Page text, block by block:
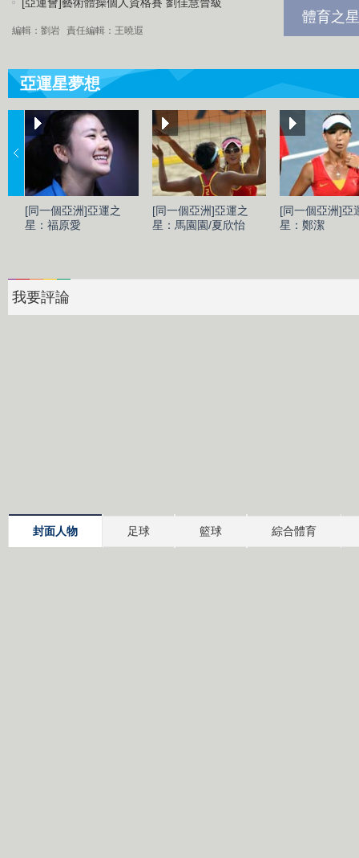
編輯：劉岩 責任編輯：王曉遐
體育之
亞運星夢想
[同一個亞洲]亞運之
星：福原愛
[同一個亞洲]亞運之
星：馬園園/夏欣怡
[同一個亞洲]亞
星：鄭潔
我要評論
封面人物 足球 籃球 綜合體育